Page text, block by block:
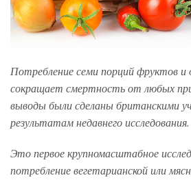
Потребление семи порций фруктов и
сокращает смертность от любых
выводы были сделаны британскими
результатам недавнего исследования.
Это первое крупномасштабное
потребление вегетарианской или